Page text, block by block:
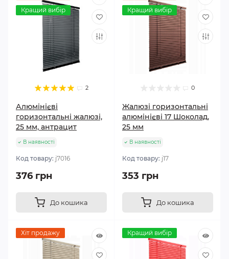
Кращий вибір
2
Алюмінієві
горизонтальні жалюзі,
25 мм, антрацит
В наявності
Код товару: j7016
376 грн
До кошика
Кращий вибір
0
Жалюзі горизонтальні
алюмінієві 17 Шоколад,
25 мм
В наявності
Код товару: j17
353 грн
До кошика
Хіт продажу Кращий вибір